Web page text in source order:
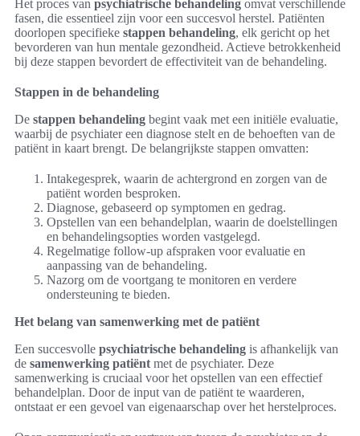
Het proces van psychiatrische behandeling omvat verschillende
fasen, die essentieel zijn voor een succesvol herstel. Patiënten
doorlopen specifieke stappen behandeling, elk gericht op het
bevorderen van hun mentale gezondheid. Actieve betrokkenheid
bij deze stappen bevordert de effectiviteit van de behandeling.
Stappen in de behandeling
De stappen behandeling begint vaak met een initiële evaluatie,
waarbij de psychiater een diagnose stelt en de behoeften van de
patiënt in kaart brengt. De belangrijkste stappen omvatten:
Intakegesprek, waarin de achtergrond en zorgen van de
patiënt worden besproken.
Diagnose, gebaseerd op symptomen en gedrag.
Opstellen van een behandelplan, waarin de doelstellingen
en behandelingsopties worden vastgelegd.
Regelmatige follow-up afspraken voor evaluatie en
aanpassing van de behandeling.
Nazorg om de voortgang te monitoren en verdere
ondersteuning te bieden.
Het belang van samenwerking met de patiënt
Een succesvolle psychiatrische behandeling is afhankelijk van
de samenwerking patiënt met de psychiater. Deze
samenwerking is cruciaal voor het opstellen van een effectief
behandelplan. Door de input van de patiënt te waarderen,
ontstaat er een gevoel van eigenaarschap over het herstelproces.